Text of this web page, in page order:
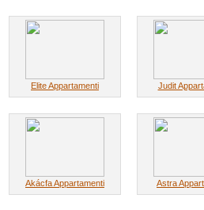
Elite Appartamenti Judit
Akácfa Appartamenti Astra